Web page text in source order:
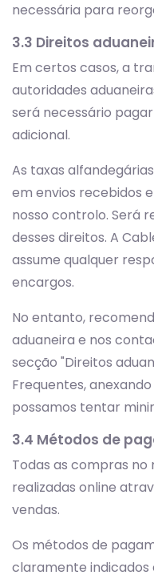
necessária para
3.3 Direitos
Em certos casos, a
autoridades
será necessário
adicional.
As taxas
em envios recebidos
nosso controlo. Será
desses direitos. A
assume qualquer
encargos.
No entanto,
aduaneira e nos
secção "Direitos
Frequentes,
possamos tentar
3.4 Métodos de
Todas as compras no
realizadas online
vendas.
Os métodos de
claramente indicados